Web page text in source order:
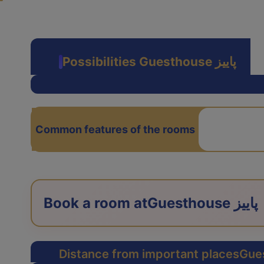
Possibilities Guesthouse پاییز
Common features of the rooms
Book a room at Guesthouse پاییز
Distance from important places